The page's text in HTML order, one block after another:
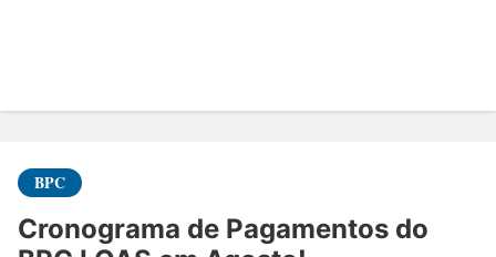
BPC
Cronograma de Pagamentos do